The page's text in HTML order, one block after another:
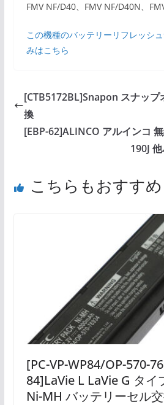
FMV NF/D40、FMV NF/D40N、
この機種のバッテリーリフレッシ
みはこちら
[CTB5172BL]Snapon スナップ
換
[EBP-62]ALINCO アルインコ
190J
こちらもおすすめ
[PC-VP-WP84/OP-570-
84]LaVie L LaVie G タイ
Ni-MH バッテリーセル